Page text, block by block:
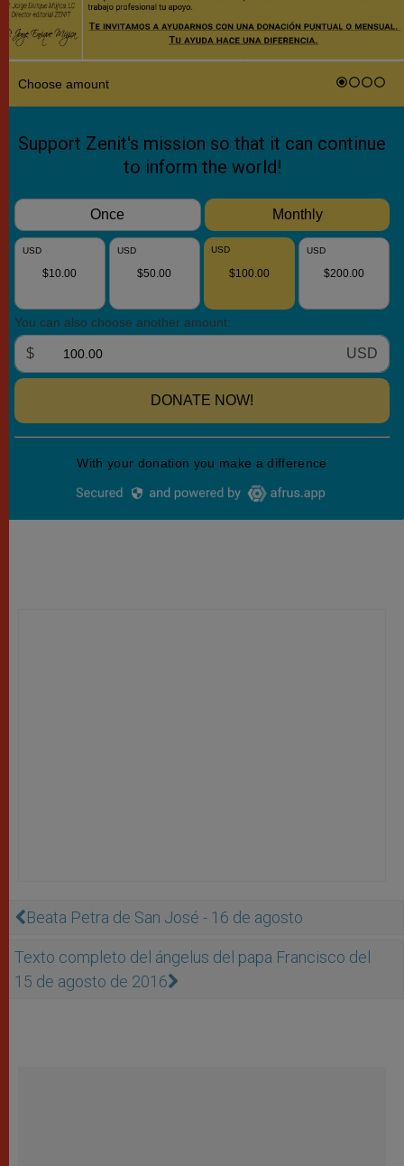
Beata Petra de San José - 16 de agosto
Texto completo del ángelus del papa Francisco del
15 de agosto de 2016